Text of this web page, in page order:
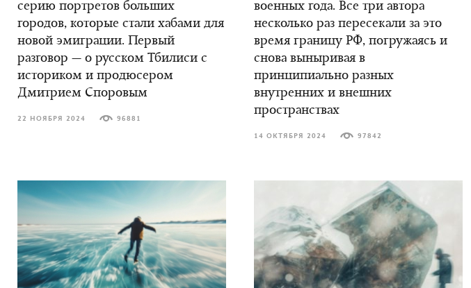
серию портретов больших
городов, которые стали хабами для
новой эмиграции. Первый
разговор — о русском Тбилиси с
историком и продюсером
Дмитрием Споровым
22 НОЯБРЯ 2024 96881
военных года. Все три автора
несколько раз пересекали за это
время границу РФ, погружаясь и
снова выныривая в
принципиально разных
внутренних и внешних
пространствах
14 ОКТЯБРЯ 2024 97842